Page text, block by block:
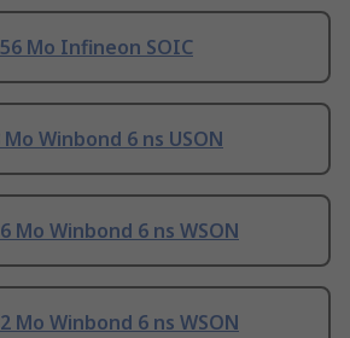
Mo Infineon SOIC
Winbond 6 ns USON
Mo Winbond 6 ns WSON
Mo Winbond 6 ns WSON